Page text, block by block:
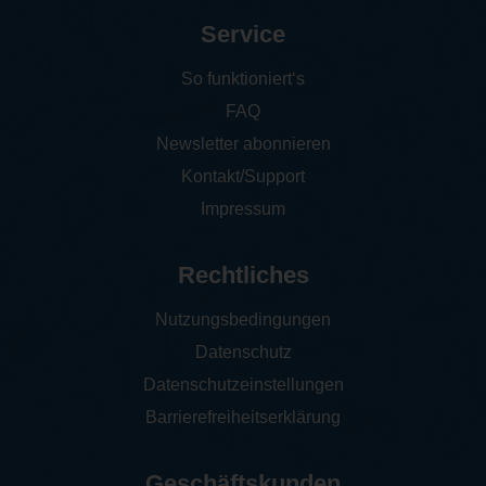
Service
So funktioniert‘s
FAQ
Newsletter abonnieren
Kontakt/Support
Impressum
Rechtliches
Nutzungsbedingungen
Datenschutz
Datenschutzeinstellungen
Barrierefreiheitserklärung